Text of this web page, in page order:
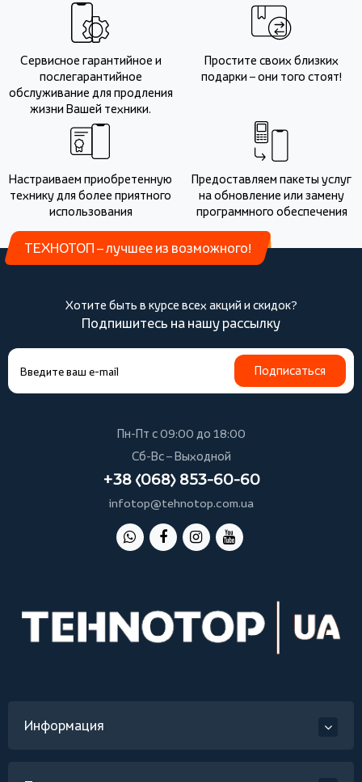
Сервисное гарантийное и
послегарантийное
обслуживание для продления
жизни Вашей техники.
Простите своих близких
подарки – они того стоят!
Настраиваем приобретенную
технику для более приятного
использования
Предоставляем пакеты услуг
на обновление или замену
программного обеспечения
ТЕХНОТОП – лучшее из возможного!
Хотите быть в курсе всех акций и скидок?
Подпишитесь на нашу рассылку
Подписаться
Пн-Пт с 09:00 до 18:00
Сб-Вс – Выходной
+38 (068) 853-60-60
infotop@tehnotop.com.ua
Информация